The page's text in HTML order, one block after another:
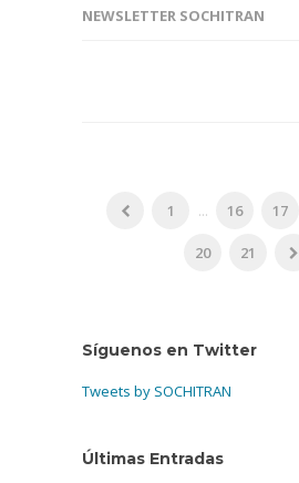
NEWSLETTER SOCHITRAN
1 ... 16 17
20 21
Síguenos en Twitter
Tweets by SOCHITRAN
Últimas Entradas